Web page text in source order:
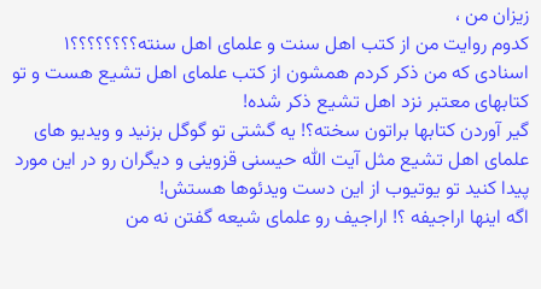
زیزان من ،
کدوم روایت من از کتب اهل سنت و علمای اهل سنته؟؟؟؟؟؟؟؟۱
اسنادی که من ذکر کردم همشون از کتب علمای اهل تشیع هست و تو
کتابهای معتبر نزد اهل تشیع ذکر شده!
گیر آوردن کتابها براتون سخته؟! یه گشتی تو گوگل بزنید و ویدیو های
علمای اهل تشیع مثل آیت الله حیسنی قزوینی و دیگران رو در این مورد
پیدا کنید تو یوتیوب از این دست ویدئوها هستش!
اگه اینها اراجیفه ؟! اراجیف رو علمای شیعه گفتن نه من